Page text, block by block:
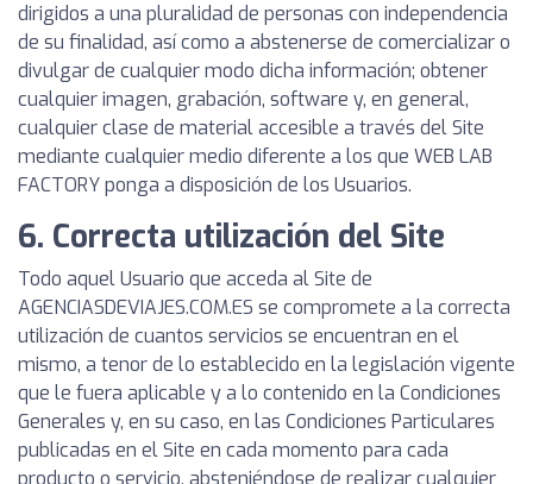
dirigidos a una pluralidad de personas con independencia
de su finalidad, así como a abstenerse de comercializar o
divulgar de cualquier modo dicha información; obtener
cualquier imagen, grabación, software y, en general,
cualquier clase de material accesible a través del Site
mediante cualquier medio diferente a los que WEB LAB
FACTORY ponga a disposición de los Usuarios.
6. Correcta utilización del Site
Todo aquel Usuario que acceda al Site de
AGENCIASDEVIAJES.COM.ES se compromete a la correcta
utilización de cuantos servicios se encuentran en el
mismo, a tenor de lo establecido en la legislación vigente
que le fuera aplicable y a lo contenido en la Condiciones
Generales y, en su caso, en las Condiciones Particulares
publicadas en el Site en cada momento para cada
producto o servicio, absteniéndose de realizar cualquier